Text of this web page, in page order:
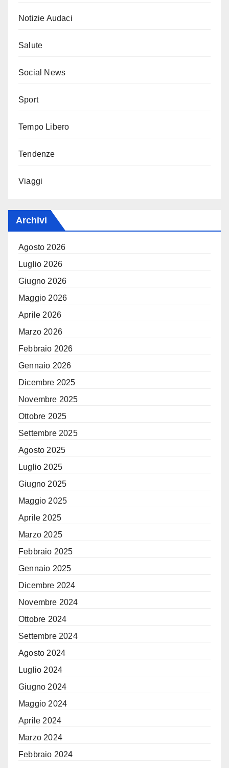
Notizie Audaci
Salute
Social News
Sport
Tempo Libero
Tendenze
Viaggi
Archivi
Agosto 2026
Luglio 2026
Giugno 2026
Maggio 2026
Aprile 2026
Marzo 2026
Febbraio 2026
Gennaio 2026
Dicembre 2025
Novembre 2025
Ottobre 2025
Settembre 2025
Agosto 2025
Luglio 2025
Giugno 2025
Maggio 2025
Aprile 2025
Marzo 2025
Febbraio 2025
Gennaio 2025
Dicembre 2024
Novembre 2024
Ottobre 2024
Settembre 2024
Agosto 2024
Luglio 2024
Giugno 2024
Maggio 2024
Aprile 2024
Marzo 2024
Febbraio 2024